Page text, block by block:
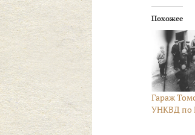
Похожее
Гараж
УНКВД по